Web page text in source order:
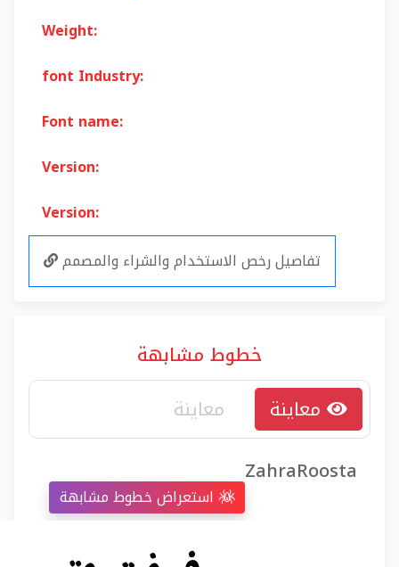
Weight:
font Industry:
Font name:
Version:
Version:
تفاصيل رخص الاستخدام والشراء والمصمم
خطوط مشابهة
ZahraRoosta